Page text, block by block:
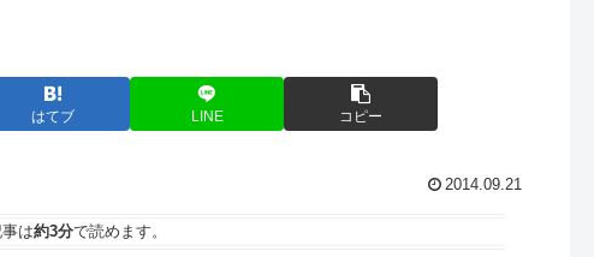
はてブ LINE コピー
2014.09.21
事は約3分で読めます。